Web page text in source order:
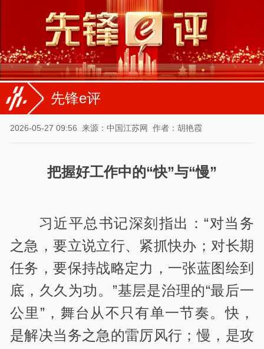
先锋e评
2026-05-27 09:56 来源：中国江苏网 作者：胡艳霞
把握好工作中的“快”与“慢”
习近平总书记深刻指出：“对当务
之急，要立说立行、紧抓快办；对长期
任务，要保持战略定力，一张蓝图绘到
底，久久为功。”基层是治理的“最后一
公里”，舞台从不只有单一节奏。快，
是解决当务之急的雷厉风行；慢，是攻